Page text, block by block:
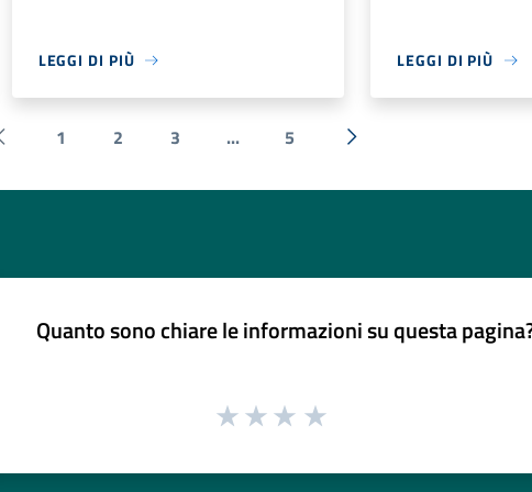
LEGGI DI PIÙ LEGGI DI PIÙ
Pagina precedente
1 2 3 ... 5
Successiva »
Quanto sono chiare le informazioni su questa